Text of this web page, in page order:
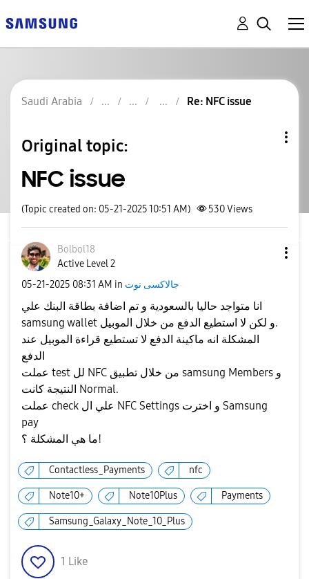
Saudi Arabia Re: NFC issue
Original topic:
NFC issue
(Topic created on: 05-21-2025 10:51 AM) 530Views
Bolbol18
Active Level 2
‎05-21-2025 08:31 AM in جالاكسى نوت
انا متواجد حاليا بالسعودية و تم اضافة بطاقة البنك علي
samsung wallet و لكن لا استطيع الدفع من خلال الموبيل.
المشكلة انه ماكينة الدفع لا تستطيع قراءة الموبيل عند
عملت test لل NFC من خلال تطبيق samsung Members و
النتيجة كانت Normal.
عملت check علي ال NFC Settings و اخترت Samsung
pay
ما هي المشكلة ؟!
Contactless_Payments nfc
Note10+ Note10Plus Payments
Samsung_Galaxy_Note_10_Plus
1 Like